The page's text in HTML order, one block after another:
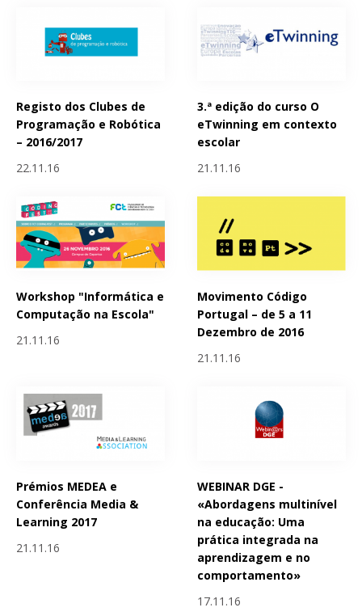
Registo dos Clubes de
Programação e Robótica
– 2016/2017
22.11.16
3.ª edição do curso O
eTwinning em contexto
escolar
21.11.16
Workshop "Informática e
Computação na Escola"
21.11.16
Movimento Código
Portugal – de 5 a 11
Dezembro de 2016
21.11.16
Prémios MEDEA e
Conferência Media &
Learning 2017
21.11.16
WEBINAR DGE -
«Abordagens multinível
na educação: Uma
prática integrada na
aprendizagem e no
comportamento»
17.11.16